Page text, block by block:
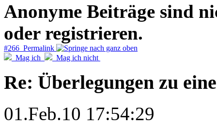
Anonyme Beiträge sind
oder registrieren.
#266 Permalink
Mag ich
Mag ich nicht
Re: Überlegungen zu
01.Feb.10 17:54:29